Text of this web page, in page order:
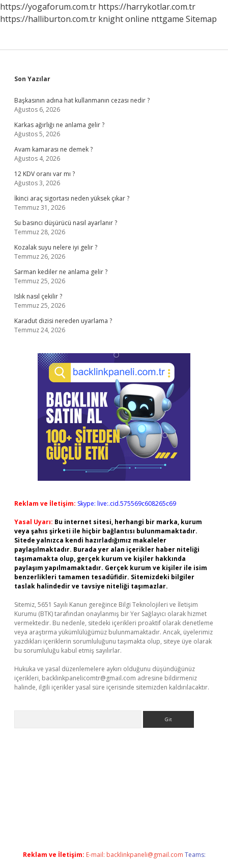
https://yogaforum.com.tr https://harrykotlar.com.tr
https://halliburton.com.tr knight online nttgame Sitemap
Sidebar
Son Yazılar
Başkasının adına hat kullanmanın cezası nedir ?
Ağustos 6, 2026
Karkas ağırlığı ne anlama gelir ?
Ağustos 5, 2026
Avam kamarası ne demek ?
Ağustos 4, 2026
12 KDV oranı var mı ?
Ağustos 3, 2026
İkinci araç sigortası neden yüksek çıkar ?
Temmuz 31, 2026
Su basıncı düşürücü nasıl ayarlanır ?
Temmuz 28, 2026
Kozalak suyu nelere iyi gelir ?
Temmuz 26, 2026
Sarman kediler ne anlama gelir ?
Temmuz 25, 2026
Islık nasıl çekilir ?
Temmuz 25, 2026
Karadut dizisi nereden uyarlama ?
Temmuz 24, 2026
Reklam ve İletişim: Skype: live:.cid.575569c608265c69
Yasal Uyarı: Bu internet sitesi, herhangi bir marka, kurum
veya şahıs şirketi ile hiçbir bağlantısı bulunmamaktadır.
Sitede yalnızca kendi hazırladığımız makaleler
paylaşılmaktadır. Burada yer alan içerikler haber niteliği
taşımamakta olup, gerçek kurum ve kişiler hakkında
paylaşım yapılmamaktadır. Gerçek kurum ve kişiler ile isim
benzerlikleri tamamen tesadüfidir. Sitemizdeki bilgiler
taslak halindedir ve tavsiye niteliği taşımazlar.
Sitemiz, 5651 Sayılı Kanun gereğince Bilgi Teknolojileri ve İletişim
Kurumu (BTK) tarafından onaylanmış bir Yer Sağlayıcı olarak hizmet
vermektedir. Bu nedenle, sitedeki içerikleri proaktif olarak denetleme
veya araştırma yükümlülüğümüz bulunmamaktadır. Ancak, üyelerimiz
yazdıkları içeriklerin sorumluluğunu taşımakta olup, siteye üye olarak
bu sorumluluğu kabul etmiş sayılırlar.
Hukuka ve yasal düzenlemelere aykırı olduğunu düşündüğünüz
içerikleri, backlinkpanelicomtr@gmail.com adresine bildirmeniz
halinde, ilgili içerikler yasal süre içerisinde sitemizden kaldırılacaktır.
Reklam ve İletişim: E-mail: backlinkpaneli@gmail.com Teams: